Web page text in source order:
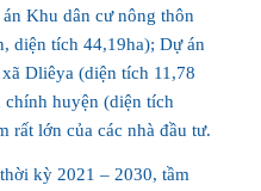
Khu dân cư nông thôn
diện tích 44,19ha); Dự án
Dliêya (diện tích 11,78
huyện (diện tích
rất lớn của các nhà đầu tư.
kỳ 2021 – 2030, tầm